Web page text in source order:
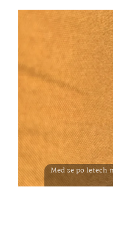
Med se po letech